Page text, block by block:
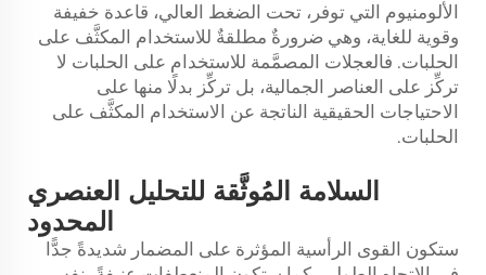
الألومنيوم التي توفر، تحت الضغط العالي، قاعدة خفيفة
وقوية للغاية، وهي ضرورةٌ مطلقةٌ للاستخدام المكثَّف على
الحلبات. فالعجلات المصمَّمة للاستخدام على الحلبات لا
تركِّز على العناصر الجمالية، بل تركِّز بدلًا منها على
الاحتياجات الحقيقية الناتجة عن الاستخدام المكثَّف على
الحلبات.
السلامة المُوثَّقة للتحليل العنصري
المحدود
ستكون القوى الرأسية المؤثرة على المضمار شديدةً جدًّا